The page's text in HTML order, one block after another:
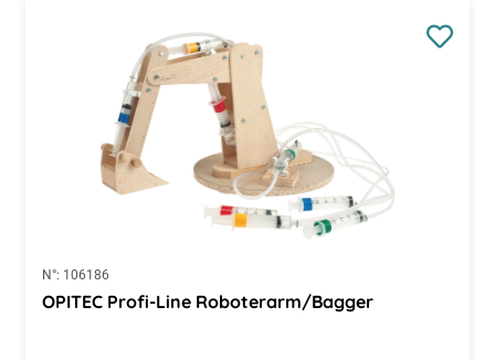
N°: 106186
OPITEC Profi-Line Roboterarm/Bagger